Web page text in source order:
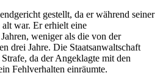
gestellt, da er während seiner
alt war. Er erhielt eine
weniger als die von der
drei Jahre. Die Staatsanwaltschaft
da der Angeklagte mit den
Fehlverhalten einräumte.